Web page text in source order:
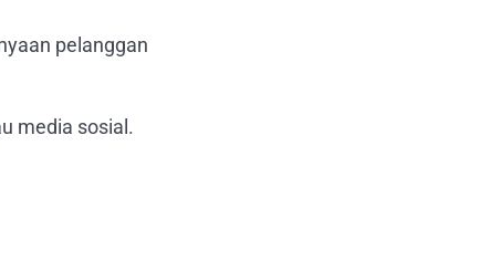
pelanggan
media sosial.